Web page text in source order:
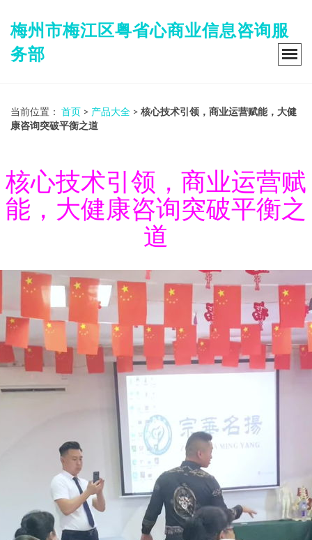
梅州市梅江区粤省心商业信息咨询服
务部
当前位置： 首页 > 产品大全 > 核心技术引领，商业运营赋能，大健
康咨询突破平衡之道
核心技术引领，商业运营赋
能，大健康咨询突破平衡之
道